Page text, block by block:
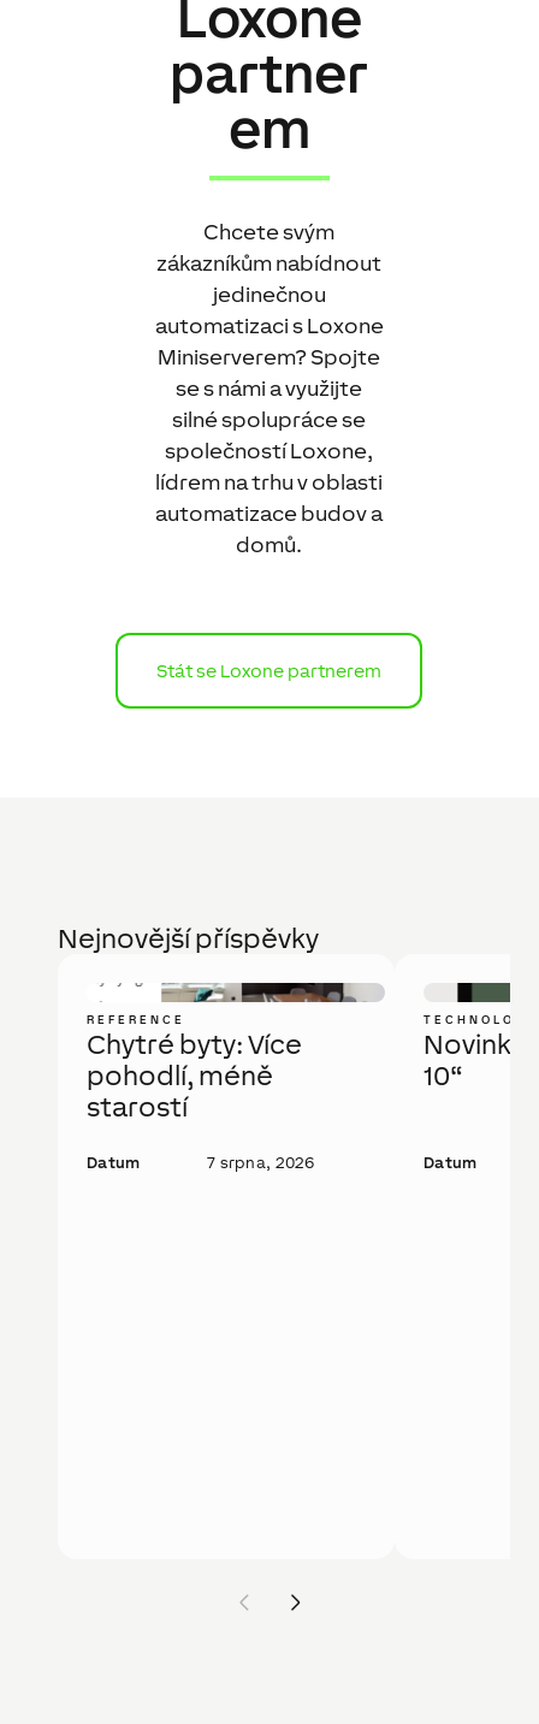
Loxone
partner
em
Chcete svým
zákazníkům nabídnout
jedinečnou
automatizaci s Loxone
Miniserverem? Spojte
se s námi a využijte
silné spolupráce se
společností Loxone,
lídrem na trhu v oblasti
automatizace budov a
domů.
Stát se Loxone partnerem
Nejnovější příspěvky
REFERENCE
Chytré byty: Více
pohodlí, méně
starostí
Datum 7 srpna, 2026
Novinka:
10“
Datum